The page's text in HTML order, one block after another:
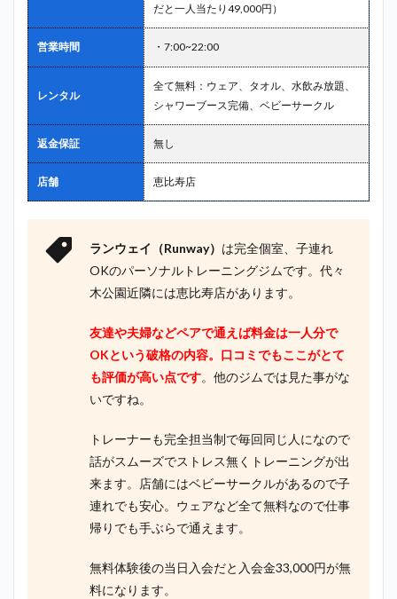
だと一人当たり49,000円）
営業時間 ・7:00~22:00
レンタル
全て無料：ウェア、タオル、水飲み放題、
シャワーブース完備、ベビーサークル
返金保証 無し
店舗 恵比寿店
ランウェイ（Runway） は完全個室、子連れ
OKのパーソナルトレーニングジムです。代々
木公園近隣には恵比寿店があります。
友達や夫婦などペアで通えば料金は一人分で
OKという破格の内容。口コミでもここがとて
も評価が高い点です。他のジムでは見た事がな
いですね。
トレーナーも完全担当制で毎回同じ人になので
話がスムーズでストレス無くトレーニングが出
来ます。店舗にはベビーサークルがあるので子
連れでも安心。ウェアなど全て無料なので仕事
帰りでも手ぶらで通えます。
無料体験後の当日入会だと入会金33,000円が無
料になります。